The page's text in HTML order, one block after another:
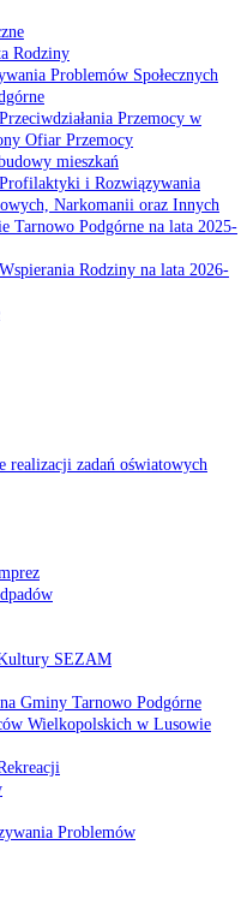
Rodziny
Problemów Społecznych
Przemocy w
Ofiar Przemocy
mieszkań
i Rozwiązywania
Narkomanii oraz Innych
Tarnowo Podgórne na lata 2025-
Rodziny na lata 2026-
realizacji zadań oświatowych
SEZAM
Gminy Tarnowo Podgórne
Wielkopolskich w Lusowie
Problemów